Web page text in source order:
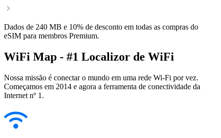
Dados de 240 MB e 10% de desconto em todas as compras do
eSIM para membros Premium.
WiFi Map - #1 Localizor de WiFi
Nossa missão é conectar o mundo em uma rede Wi-Fi por vez.
Começamos em 2014 e agora a ferramenta de conectividade da
Internet nº 1.